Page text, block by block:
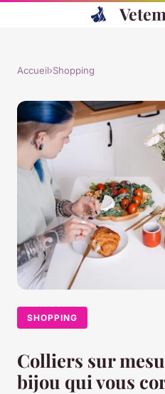
Accueil›Shopping
SHOPPING
Colliers sur
bijou qui vous